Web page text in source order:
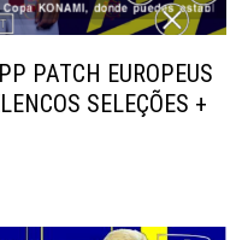
PATCH EUROPEUS
SELEÇÕES +